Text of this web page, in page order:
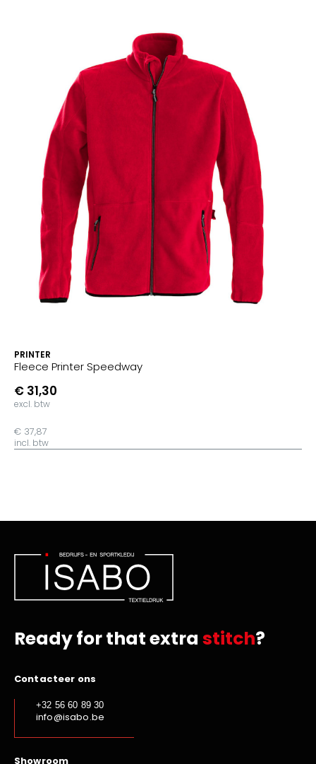
PRINTER
Fleece Printer Speedway
€ 31,30
excl. btw
€ 37,87
incl. btw
Ready for that extra stitch?
Contacteer ons
+32 56 60 89 30
info@isabo.be
Showroom